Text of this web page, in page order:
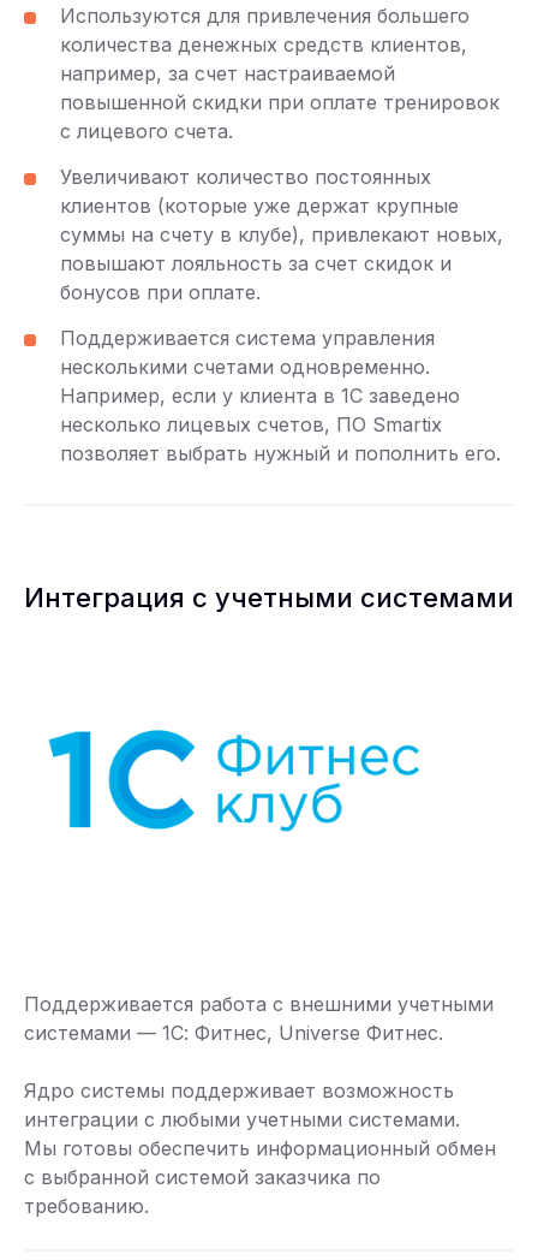
Используются для привлечения большего
количества денежных средств клиентов,
например, за счет настраиваемой
повышенной скидки при оплате тренировок
с лицевого счета.
Увеличивают количество постоянных
клиентов (которые уже держат крупные
суммы на счету в клубе), привлекают новых,
повышают лояльность за счет скидок и
бонусов при оплате.
Поддерживается система управления
несколькими счетами одновременно.
Например, если у клиента в 1С заведено
несколько лицевых счетов, ПО Smartix
позволяет выбрать нужный и пополнить его.
Интеграция с учетными системами
Поддерживается работа с внешними учетными
системами — 1С: Фитнес, Universe Фитнес.
Ядро системы поддерживает возможность
интеграции с любыми учетными системами.
Мы готовы обеспечить информационный обмен
с выбранной системой заказчика по
требованию.